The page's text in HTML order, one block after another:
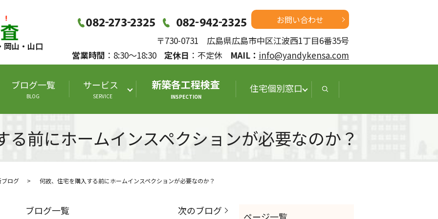
岡山・山口
お問い合わせ
〒730-0731 広島県広島市中区江波西1丁目6番35号
営業時間 ：8:30～18:30 定休日 ：不定休 MAIL： info@yandykensa.com
ブログ一覧
BLOG
サービス
SERVICE
新築各工程検査
INSPECTION
住宅個別窓口
る前にホームインスペクションが必要なのか？
ログ 何故、住宅を購入する前にホームインスペクションが必要なのか？
ブログ一覧 次のブログ